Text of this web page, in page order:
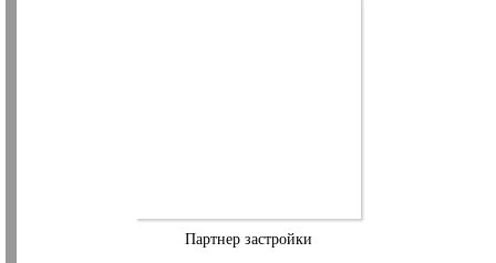
Партнер застройки